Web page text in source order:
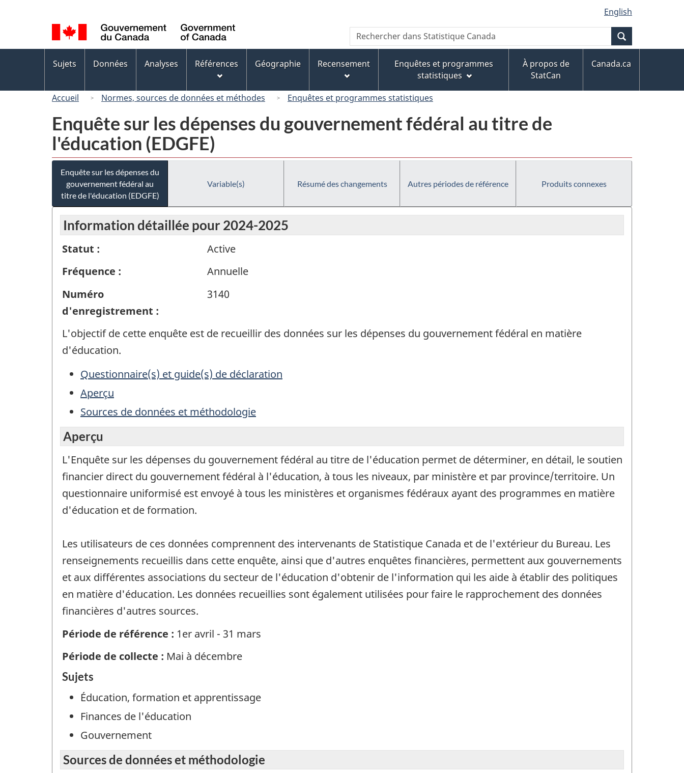
au
contenu
principal
« À
propos
de
ce
version
HTML
simplifiée
de
la
langue
English
Canada
Recherche
Rechercher
dans
Canada
des
Sujets Données Analyses Références Géographie Recensement
Enquêtes et programmes
statistiques
À propos de
StatCan
Canada.ca
Accueil Normes, sources de données et méthodes Enquêtes et programmes statistiques
Enquête sur les dépenses du gouvernement fédéral au titre de
l'éducation (EDGFE)
Enquête sur les dépenses du
gouvernement fédéral au
titre de l'éducation (EDGFE)
Variable(s) Résumé des changements Autres périodes de référence Produits connexes
Information détaillée pour 2024-2025
Statut :
Active
Fréquence :
Annuelle
Numéro
d'enregistrement :
3140
L'objectif de cette enquête est de recueillir des données sur les dépenses du gouvernement fédéral en matière
d'éducation.
Questionnaire(s) et guide(s) de déclaration
Aperçu
Sources de données et méthodologie
Aperçu
L'Enquête sur les dépenses du gouvernement fédéral au titre de l'éducation permet de déterminer, en détail, le soutien
financier direct du gouvernement fédéral à l'éducation, à tous les niveaux, par ministère et par province/territoire. Un
questionnaire uniformisé est envoyé à tous les ministères et organismes fédéraux ayant des programmes en matière
d'éducation et de formation.
Les utilisateurs de ces données comprennent des intervenants de Statistique Canada et de l'extérieur du Bureau. Les
renseignements recueillis dans cette enquête, ainsi que d'autres enquêtes financières, permettent aux gouvernements
et aux différentes associations du secteur de l'éducation d'obtenir de l'information qui les aide à établir des politiques
en matière d'éducation. Les données recueillies sont également utilisées pour faire le rapprochement des données
financières d'autres sources.
Période de référence : 1er avril - 31 mars
Période de collecte : Mai à décembre
Sujets
Éducation, formation et apprentissage
Finances de l'éducation
Gouvernement
Sources de données et méthodologie